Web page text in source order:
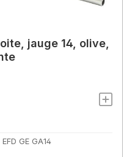
jauge 14, olive,
GE GA14